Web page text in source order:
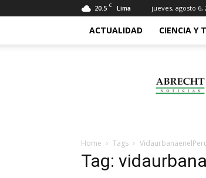
20.5 C Lima jueves, agosto 6,
ACTUALIDAD CIENCIA Y
Home Tags
Tag: